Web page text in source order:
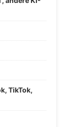
TikTok,